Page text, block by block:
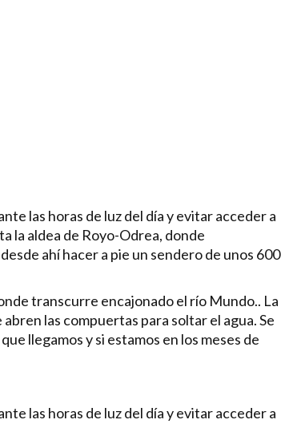
las horas de luz del día y evitar acceder a
la aldea de Royo-Odrea, donde
ahí hacer a pie un sendero de unos 600
transcurre encajonado el río Mundo.. La
las compuertas para soltar el agua. Se
llegamos y si estamos en los meses de
las horas de luz del día y evitar acceder a